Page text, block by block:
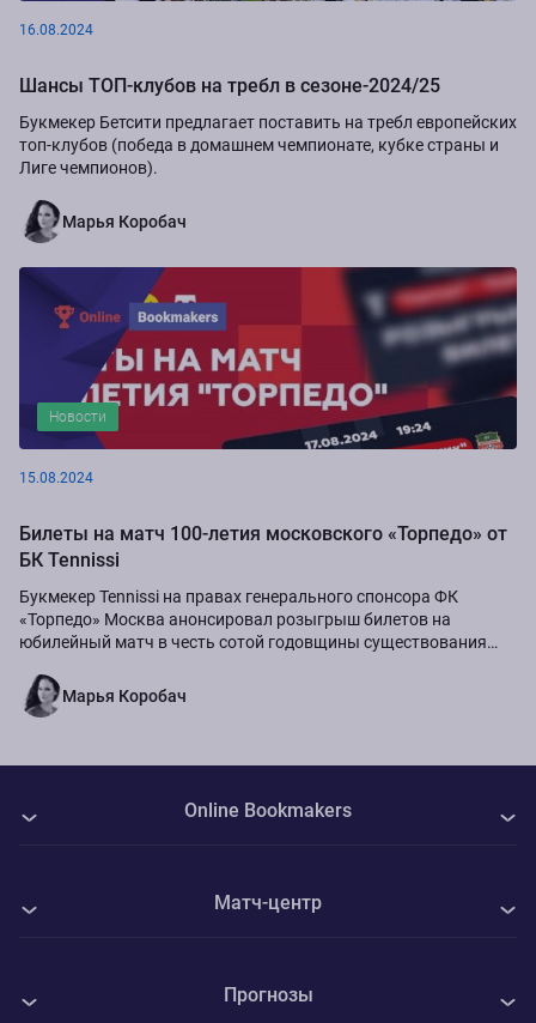
16.08.2024
Шансы ТОП-клубов на требл в сезоне-2024/25
Букмекер Бетсити предлагает поставить на требл европейских
топ-клубов (победа в домашнем чемпионате, кубке страны и
Лиге чемпионов).
Марья Коробач
Новости
15.08.2024
Билеты на матч 100-летия московского «Торпедо» от
БК Tennissi
Букмекер Tennissi на правах генерального спонсора ФК
«Торпедо» Москва анонсировал розыгрыш билетов на
юбилейный матч в честь сотой годовщины существования
Марья Коробач
Прогнозы
Матч-центр
Online Bookmakers
Контакты